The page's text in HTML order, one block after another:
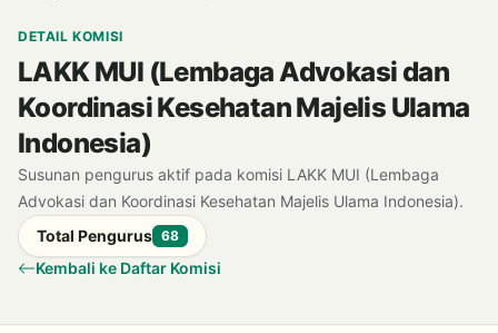
DETAIL KOMISI
LAKK MUI (Lembaga Advokasi dan
Koordinasi Kesehatan Majelis Ulama
Indonesia)
Susunan pengurus aktif pada komisi LAKK MUI (Lembaga
Advokasi dan Koordinasi Kesehatan Majelis Ulama Indonesia).
Total Pengurus 68
Kembali ke Daftar Komisi